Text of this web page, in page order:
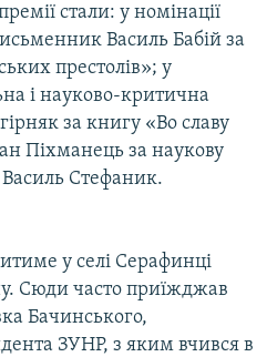
стали: у номінації
Василь Бабій за
престолів»; у
і науково-критична
за книгу «Во славу
Піхманець за наукову
Василь Стефаник.
у селі Серафинці
Сюди часто приїжджав
Бачинського,
ЗУНР, з яким вчився в